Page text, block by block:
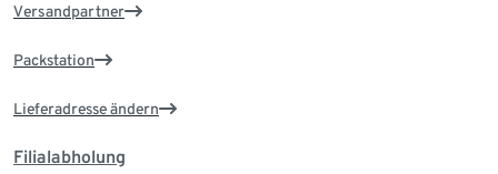
Versandpartner
Packstation
Lieferadresse ändern
Filialabholung